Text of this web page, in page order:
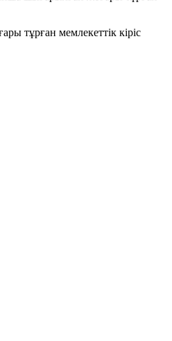
тұрған мемлекеттік кіріс